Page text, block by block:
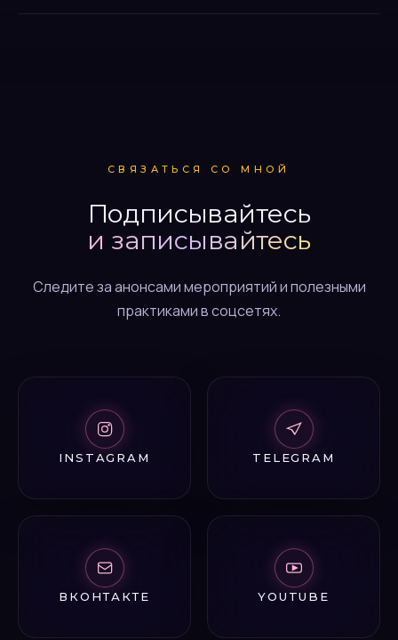
СВЯЗАТЬСЯ СО МНОЙ
Подписывайтесь
и записывайтесь
Следите за анонсами мероприятий и полезными
практиками в соцсетях.
INSTAGRAM TELEGRAM
ВКОНТАКТЕ YOUTUBE